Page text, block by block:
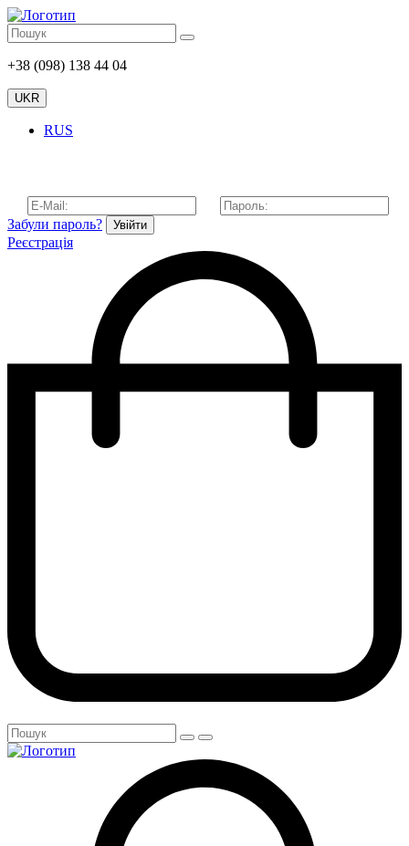
+38 (098) 138 44 04
UKR
RUS
Забули пароль? Увійти
Реєстрація